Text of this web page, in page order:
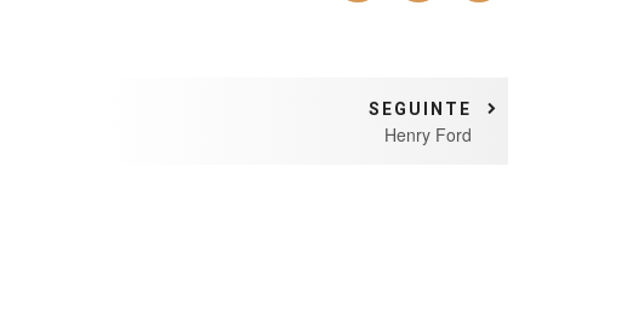
SEGUINTE
Henry Ford